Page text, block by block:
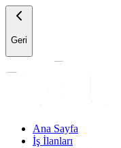
Geri
Ana Sayfa
İş İlanları